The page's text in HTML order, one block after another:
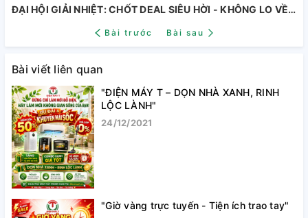
ĐẠI HỘI GIẢI NHIỆT: CHỐT DEAL SIÊU HỜI - KHÔNG LO VỀ GIÁ! ❄️
Bài trước Bài sau
Bài viết liên quan
"ĐIỆN MÁY T – DỌN NHÀ XANH, RINH
LỘC LÀNH"
24/12/2021
"Giờ vàng trực tuyến - Tiện ích trao tay"